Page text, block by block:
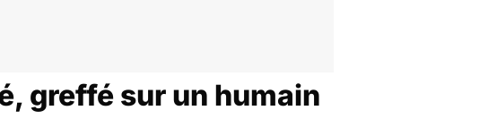
greffé sur un humain